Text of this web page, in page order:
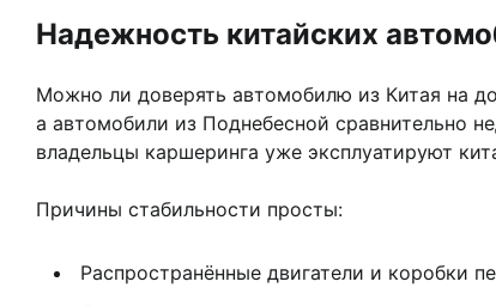
Надежность китайских
Можно ли доверять автомобилю из Китая на
а автомобили из Поднебесной сравнительно
владельцы каршеринга уже эксплуатируют
Причины стабильности просты:
Распространённые двигатели и коробки